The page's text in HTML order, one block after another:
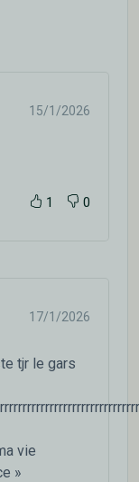
15/1/2026
1 0
17/1/2026
tjr le gars
vie
»